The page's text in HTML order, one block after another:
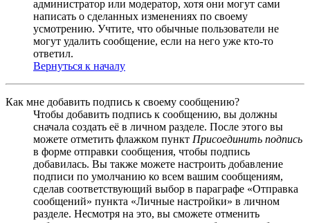
администратор или модератор, хотя они могут сами
написать о сделанных изменениях по своему
усмотрению. Учтите, что обычные пользователи не
могут удалить сообщение, если на него уже кто-то
ответил.
Вернуться к началу
Как мне добавить подпись к своему сообщению?
Чтобы добавить подпись к сообщению, вы должны
сначала создать её в личном разделе. После этого вы
можете отметить флажком пункт Присоединить подпись
в форме отправки сообщения, чтобы подпись
добавилась. Вы также можете настроить добавление
подписи по умолчанию ко всем вашим сообщениям,
сделав соответствующий выбор в параграфе «Отправка
сообщений» пункта «Личные настройки» в личном
разделе. Несмотря на это, вы сможете отменить